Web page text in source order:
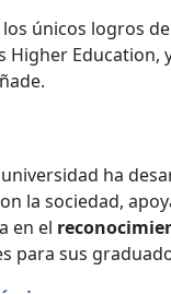
únicos logros
Education,
ha
la sociedad,
en el
para sus